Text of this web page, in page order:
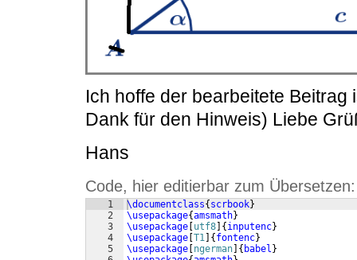
Ich hoffe der bearbeitete
Dank für den Hinweis) Liebe
Hans
Code, hier editierbar zum Übersetzen:
1
2
3
4
5
\documentclass{ scrbook}
\usepackage{amsmath}
\usepackage utf8 { inputenc}
\usepackage T1 { fontenc}
\usepackage ngerman { babel }